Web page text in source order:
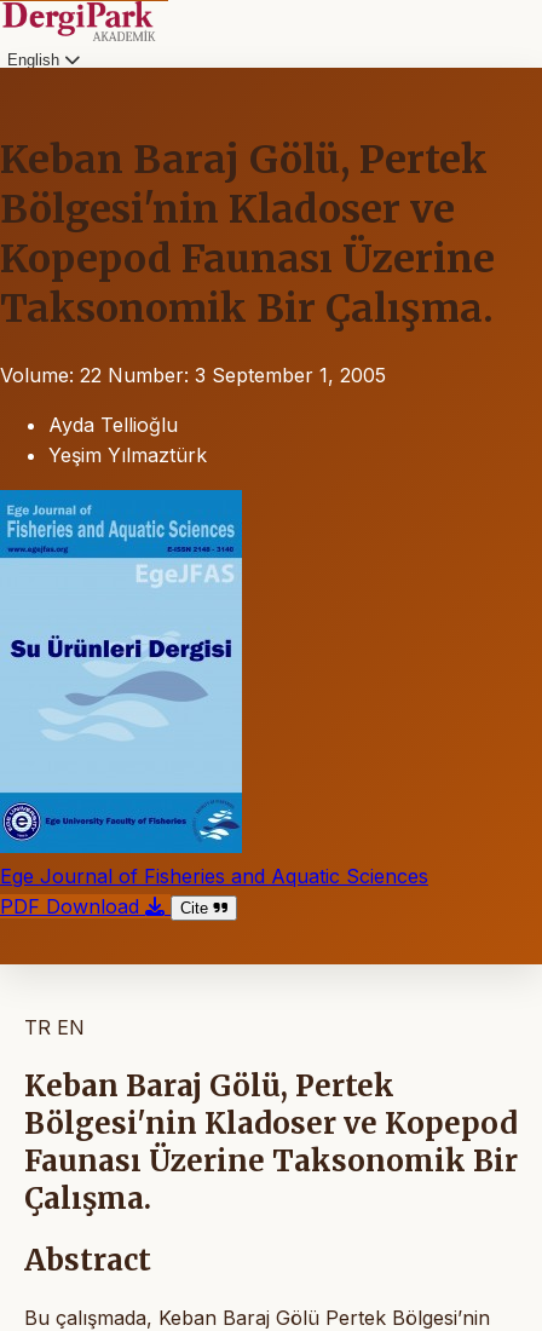
English
Keban Baraj Gölü, Pertek
Bölgesi'nin Kladoser ve
Kopepod Faunası Üzerine
Taksonomik Bir Çalışma.
Volume: 22 Number: 3 September 1, 2005
Ayda Tellioğlu
Yeşim Yılmaztürk
Ege Journal of Fisheries and Aquatic Sciences
PDF Download
Cite
TR EN
Keban Baraj Gölü, Pertek
Bölgesi'nin Kladoser ve Kopepod
Faunası Üzerine Taksonomik Bir
Çalışma.
Abstract
Bu çalışmada, Keban Baraj Gölü Pertek Bölgesi’nin